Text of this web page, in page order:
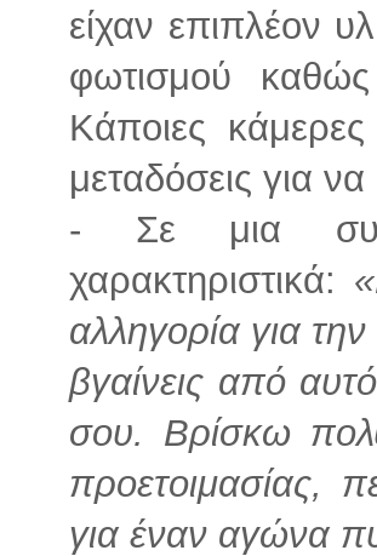
είχαν επιπλέον
φωτισμού
Κάποιες
μεταδόσεις για να
- Σε μια
χαρακτηριστικά:
αλληγορία για
βγαίνεις από
σου. Βρίσκω
προετοιμασίας,
για έναν αγώνα